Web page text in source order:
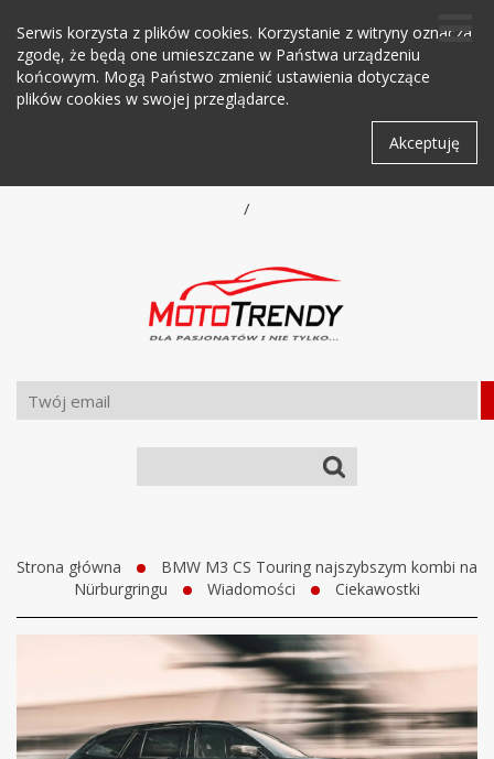
Serwis korzysta z plików cookies. Korzystanie z witryny oznacza
zgodę, że będą one umieszczane w Państwa urządzeniu
końcowym. Mogą Państwo zmienić ustawienia dotyczące
plików cookies w swojej przeglądarce.
Akceptuję
/
Strona główna
BMW M3 CS Touring najszybszym kombi na
Nürburgringu
Wiadomości Ciekawostki